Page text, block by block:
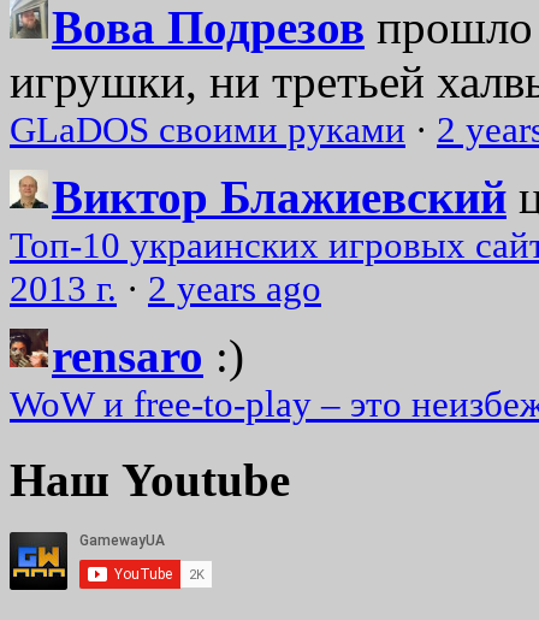
Вова Подрезов прошло
игрушки, ни третьей
GLaDOS своими руками · 2
Виктор Блажиевский
Топ-10 украинских игровых
2013 г. · 2 years ago
rensaro :)
WoW и free-to-play – это
Наш Youtube